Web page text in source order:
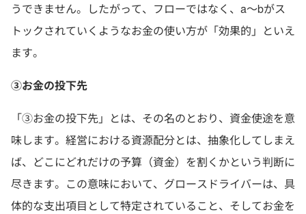
うできません。したがって、フローではなく、a～bがス
トックされていくようなお金の使い方が「効果的」といえ
ます。
③お金の投下先
「③お金の投下先」とは、その名のとおり、資金使途を意
味します。経営における資源配分とは、抽象化してしまえ
ば、どこにどれだけの予算（資金）を割くかという判断に
尽きます。この意味において、グロースドライバーは、具
体的な支出項目として特定されていること、そしてお金を